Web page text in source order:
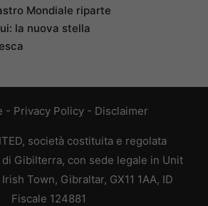
Mondiale riparte
la nuova stella
- Privacy Policy- Disclaimer
società costituita e regolata
Gibilterra, con sede legale in Unit
Town, Gibraltar, GX11 1AA, ID
Fiscale 124881